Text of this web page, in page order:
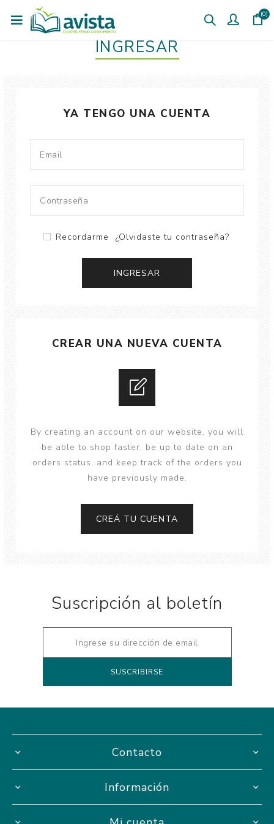
(0)
INGRESAR
YA TENGO UNA CUENTA
Recordarme ¿Olvidaste tu contraseña?
CREAR UNA NUEVA CUENTA
By creating an account on our website, you will
be able to shop faster, be up to date on an
orders status, and keep track of the orders you
have previously made.
Suscripción al boletín
Contacto
Información